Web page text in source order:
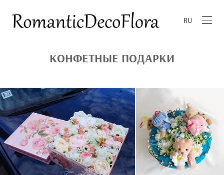
RU
КОНФЕТНЫЕ ПОДАРКИ